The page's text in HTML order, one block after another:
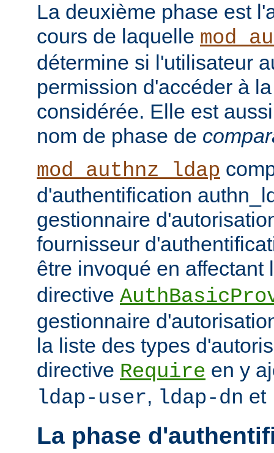
La deuxième phase est
cours de laquelle
détermine si l'utilisateur
permission d'accéder à
considérée. Elle est
nom de phase de
mod_authnz_ldap
d'authentification
gestionnaire
fournisseur
être invoqué en
directive
gestionnaire
la liste des types
directive Require en y
ldap-user, ldap-dn et
La phase